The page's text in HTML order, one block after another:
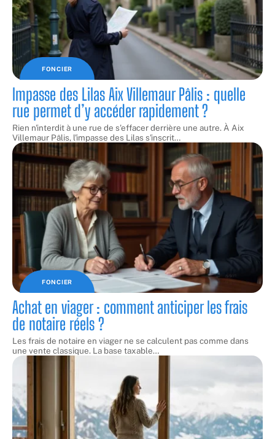
FONCIER
Impasse des Lilas Aix Villemaur Pâlis : quelle
rue permet d’y accéder rapidement ?
Rien n'interdit à une rue de s'effacer derrière une autre. À Aix
Villemaur Pâlis, l'impasse des Lilas s'inscrit…
FONCIER
Achat en viager : comment anticiper les frais
de notaire réels ?
Les frais de notaire en viager ne se calculent pas comme dans
une vente classique. La base taxable…